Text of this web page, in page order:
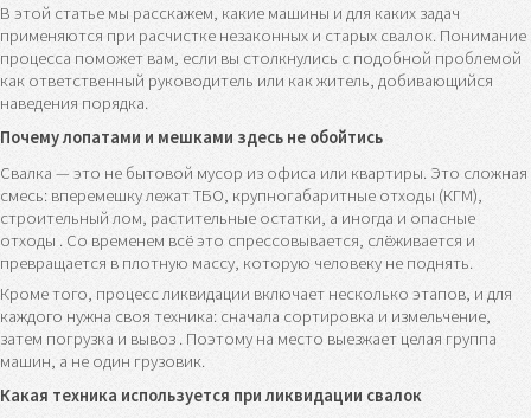
В этой статье мы расскажем, какие машины и для каких задач
применяются при расчистке незаконных и старых свалок. Понимание
процесса поможет вам, если вы столкнулись с подобной проблемой
как ответственный руководитель или как житель, добивающийся
наведения порядка.
Почему лопатами и мешками здесь не обойтись
Свалка — это не бытовой мусор из офиса или квартиры. Это сложная
смесь: вперемешку лежат ТБО, крупногабаритные отходы (КГМ),
строительный лом, растительные остатки, а иногда и опасные
отходы . Со временем всё это спрессовывается, слёживается и
превращается в плотную массу, которую человеку не поднять.
Кроме того, процесс ликвидации включает несколько этапов, и для
каждого нужна своя техника: сначала сортировка и измельчение,
затем погрузка и вывоз . Поэтому на место выезжает целая группа
машин, а не один грузовик.
Какая техника используется при ликвидации свалок